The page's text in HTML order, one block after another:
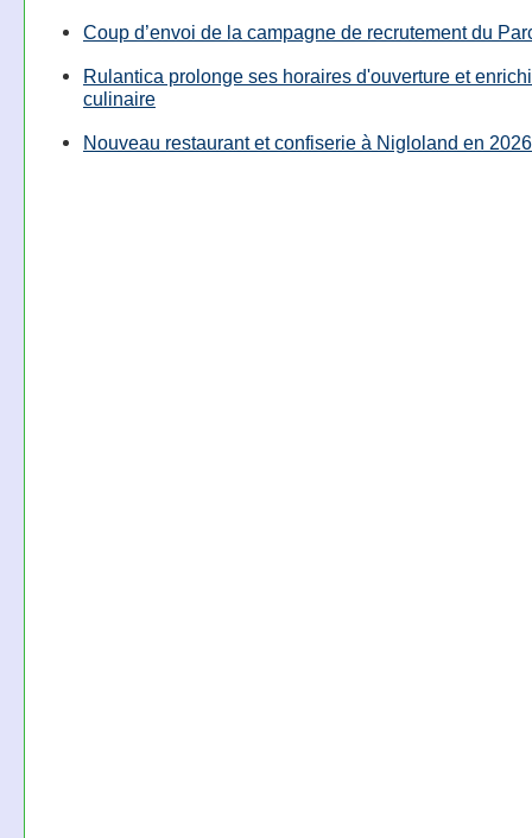
Coup d’envoi de la campagne de recrutement du
Rulantica prolonge ses horaires d'ouverture et
culinaire
Nouveau restaurant et confiserie à Nigloland en 2026